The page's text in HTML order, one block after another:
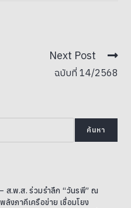
Next Post
ฉบับที่ 14/2568
ค้นหา
ส.พ.ส. ร่วมรำลึก “วันรพี” ณ
งภาคีเครือข่าย เชื่อมโยง